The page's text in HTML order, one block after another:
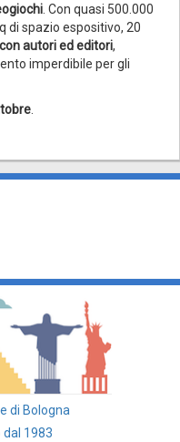
. Con quasi 500.000
di spazio espositivo, 20
autori ed editori,
imperdibile per gli
di Bologna
1983